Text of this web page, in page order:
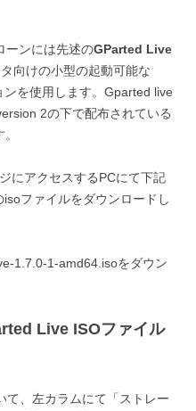
ーンには先述のGParted Live
向けの小型の起動可能な
を使用します。Gparted live
2の下で配布されている
にアクセスするPCにて下記
ファイルをダウンロードし
1.7.0-1-amd64.isoをダウン
Live ISOファイル
て、左カラムにて「ストレー